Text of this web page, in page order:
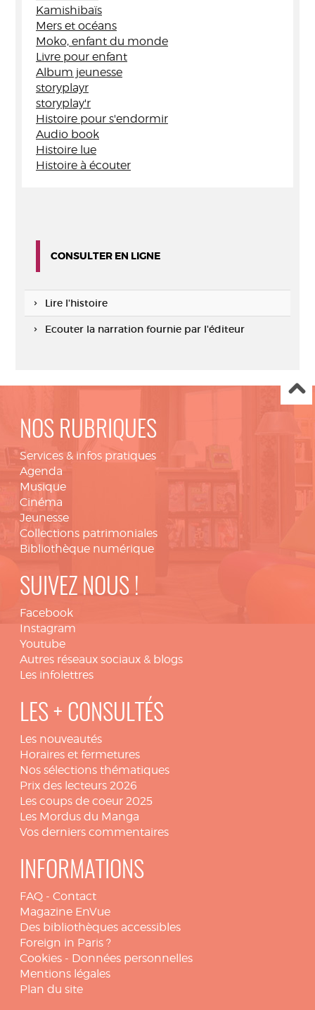
Kamishibaïs
Mers et océans
Moko, enfant du monde
Livre pour enfant
Album jeunesse
storyplayr
storyplay'r
Histoire pour s'endormir
Audio book
Histoire lue
Histoire à écouter
CONSULTER EN LIGNE
Lire l'histoire
Ecouter la narration fournie par l'éditeur
NOS RUBRIQUES
Services & infos pratiques
Agenda
Musique
Cinéma
Jeunesse
Collections patrimoniales
Bibliothèque numérique
SUIVEZ NOUS !
Facebook
Instagram
Youtube
Autres réseaux sociaux & blogs
Les infolettres
LES + CONSULTÉS
Les nouveautés
Horaires et fermetures
Nos sélections thématiques
Prix des lecteurs 2026
Les coups de coeur 2025
Les Mordus du Manga
Vos derniers commentaires
INFORMATIONS
FAQ - Contact
Magazine EnVue
Des bibliothèques accessibles
Foreign in Paris ?
Cookies - Données personnelles
Mentions légales
Plan du site